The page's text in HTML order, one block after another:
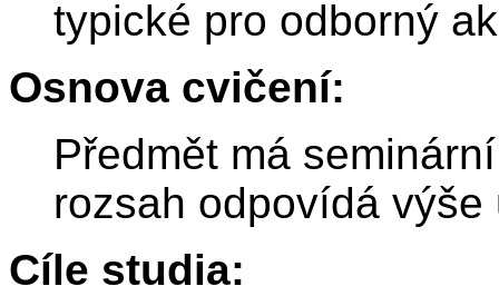
typické pro odborný
Osnova cvičení:
Předmět má
rozsah odpovídá
Cíle studia: